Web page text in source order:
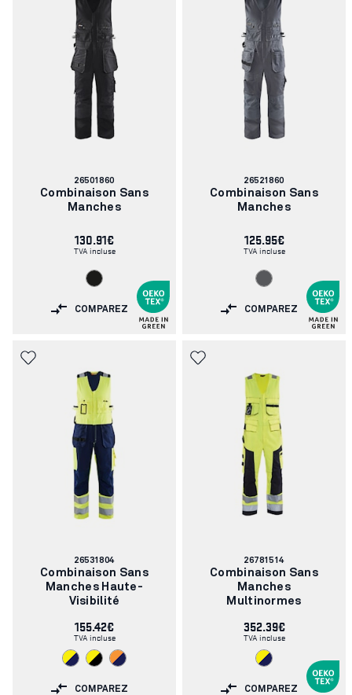
Blåkläder pour trouver celle qui vous convient le mieux.
Numéro
d'article:
26501860
Combinaison Sans
Manches
130.91€
TVA incluse
COMPAREZ
Numéro
d'article:
26521860
Combinaison Sans
Manches
125.95€
TVA incluse
COMPAREZ
Numéro
d'article:
26531804
Combinaison Sans
Manches Haute-
Visibilité
155.42€
TVA incluse
COMPAREZ
Numéro
d'article:
26781514
Combinaison Sans
Manches
Multinormes
352.39€
TVA incluse
COMPAREZ